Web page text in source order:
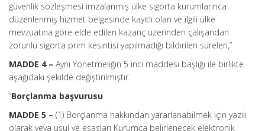
güvenlik sözleşmesi imzalanmış ülke sigorta kurumlarınca
düzenlenmiş hizmet belgesinde kayıtlı olan ve ilgili ülke
mevzuatına göre elde edilen kazanç üzerinden çalışandan
zorunlu sigorta prim kesintisi yapılmadığı bildirilen süreleri,”
MADDE 4 – Aynı Yönetmeliğin 5 inci maddesi başlığı ile birlikte
aşağıdaki şekilde değiştirilmiştir.
“Borçlanma başvurusu
MADDE 5 – (1) Borçlanma hakkından yararlanabilmek için yazılı
olarak veya usul ve esasları Kurumca belirlenecek elektronik